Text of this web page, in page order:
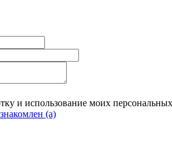
и использование моих персональных
(а)